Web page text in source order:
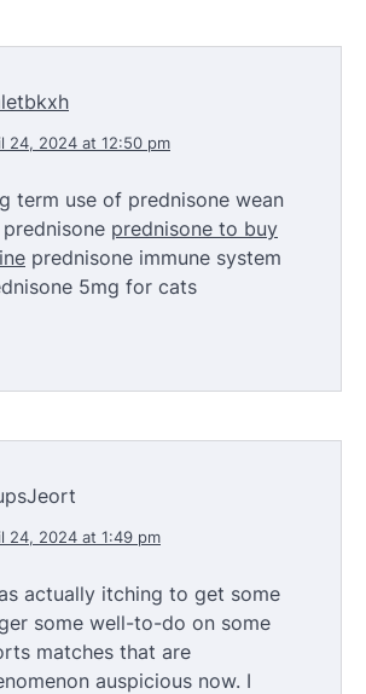
24, 2024 at 12:50 pm
term use of prednisone wean
prednisone to buy
prednisone immune system
5mg for cats
24, 2024 at 1:49 pm
actually itching to get some
some well-to-do on some
matches that are
auspicious now. I